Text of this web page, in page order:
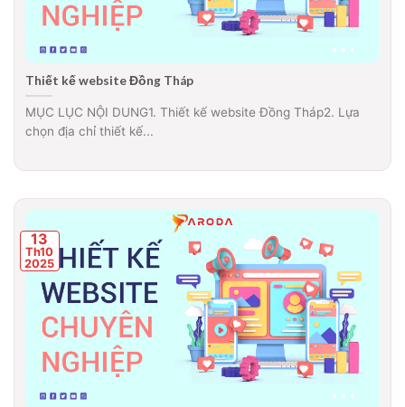
Thiết kế website Đồng Tháp
MỤC LỤC NỘI DUNG1. Thiết kế website Đồng Tháp2. Lựa
chọn địa chỉ thiết kế...
13
Th10
2025